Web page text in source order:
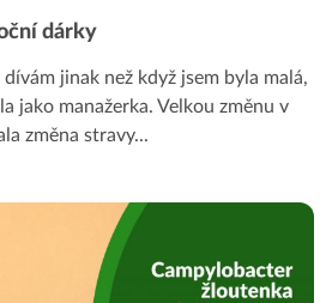
dárky
jinak než když jsem byla malá,
jako manažerka. Velkou změnu v
změna stravy...